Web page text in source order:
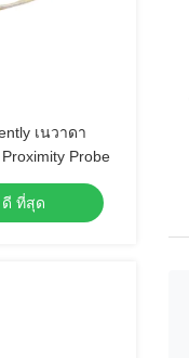
เนวาดา
Probe
ที่สุด